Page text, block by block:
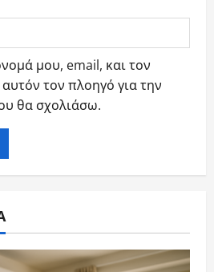
μου, email, και τον
τον πλοηγό για την
θα σχολιάσω.